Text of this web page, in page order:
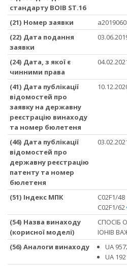
стандарту ВОІВ ST.16
(21) Номер заявки
(22) Дата подання
заявки
(24) Дата, з якої є
чинними права
(41) Дата публікації
відомостей про
заявку на державну
реєстрацію винаходу
та номер бюлетеня
(46) Дата публікації
відомостей про
державну реєстрацію
патенту та номер
бюлетеня
(51) Iндекс МПК
C02F1/48
C02F1/62
(54) Назва винаходу
(корисної моделі)
СПОСІБ
ІОНІВ
(56) Аналоги винаходу
UA
UA